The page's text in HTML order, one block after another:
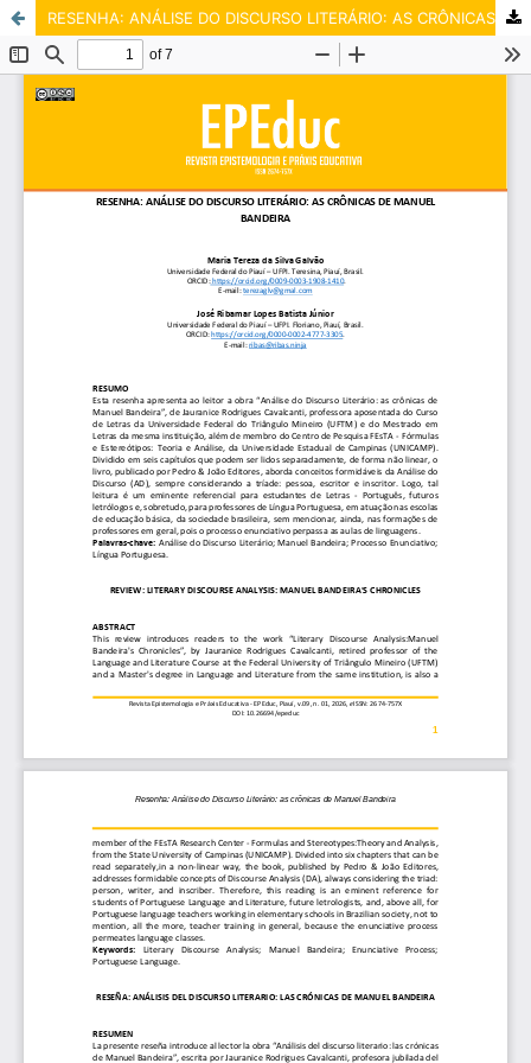
RESENHA: ANÁLISE DO DISCURSO LITERÁRIO: AS CRÔNICAS DE MANUEL BANDEIRA